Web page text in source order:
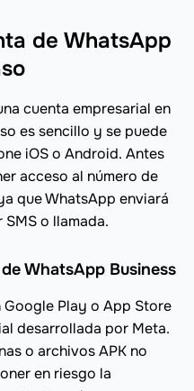
de WhatsApp
cuenta empresarial en
es sencillo y se puede
iOS o Android. Antes
acceso al número de
que WhatsApp enviará
o llamada.
WhatsApp Business
Google Play o App Store
desarrollada por Meta.
o archivos APK no
en riesgo la